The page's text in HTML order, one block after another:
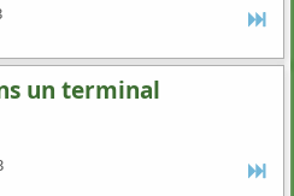
un terminal